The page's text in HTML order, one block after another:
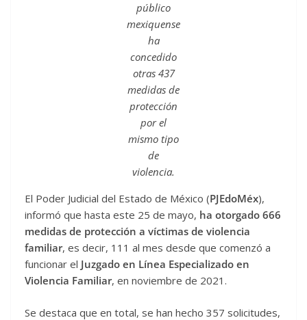
público
mexiquense
ha
concedido
otras 437
medidas de
protección
por el
mismo tipo
de
violencia.
El Poder Judicial del Estado de México (PJEdoMéx),
informó que hasta este 25 de mayo, ha otorgado 666
medidas de protección a víctimas de violencia
familiar, es decir, 111 al mes desde que comenzó a
funcionar el Juzgado en Línea Especializado en
Violencia Familiar, en noviembre de 2021.
Se destaca que en total, se han hecho 357 solicitudes,